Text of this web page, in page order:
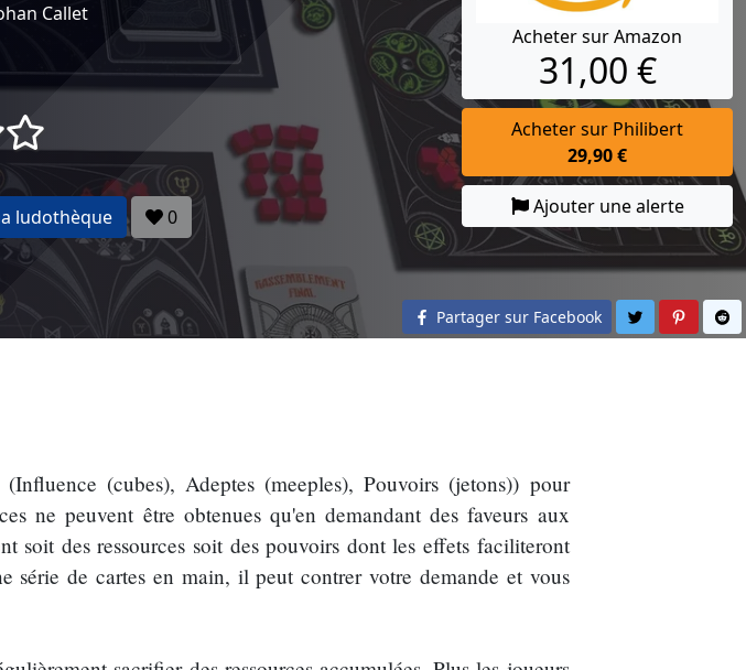
Callet
()
ludothèque 0
Acheter sur Amazon
31,00 €
Acheter sur Philibert
29,90 €
Ajouter une alerte
Partager sur Facebook Partager sur
(cubes), Adeptes (meeples), Pouvoirs (jetons)) pour
ne peuvent être obtenues qu'en demandant des faveurs aux
soit des ressources soit des pouvoirs dont les effets faciliteront
de cartes en main, il peut contrer votre demande et vous